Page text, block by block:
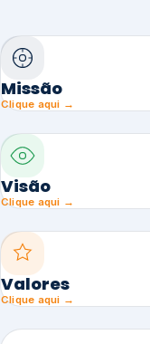
Missão
Clique aqui →
Visão
Clique aqui →
Valores
Clique aqui →